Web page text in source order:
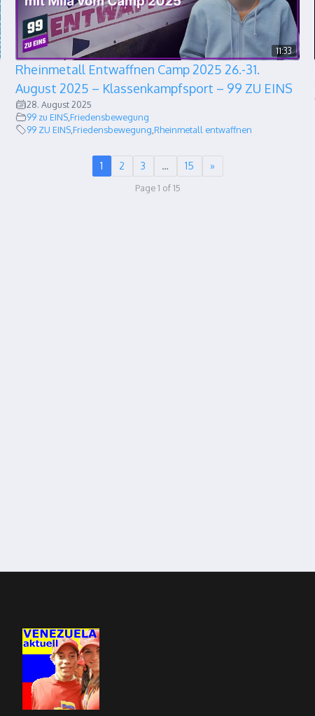
11:33
Rheinmetall Entwaffnen Camp 2025 26.-31.
August 2025 – Klassenkampfsport – 99 ZU EINS
28. August 2025
99 zu EINS,Friedensbewegung
99 ZU EINS,Friedensbewegung,Rheinmetall entwaffnen
1 2 3 … 15 »
Page 1 of 15